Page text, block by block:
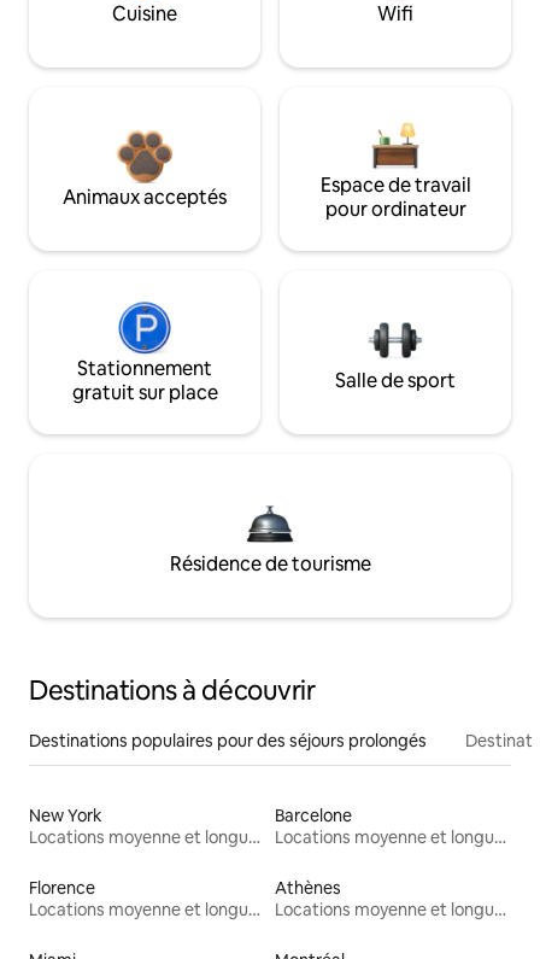
Cuisine Wifi
Animaux acceptés
Espace de travail
pour ordinateur
Stationnement
gratuit sur place
Salle de sport
Résidence de tourisme
Destinations à découvrir
Destinations populaires pour des séjours prolongés
New York
Locations moyenne et longue durée
Barcelone
Locations moyenne et longue durée
Florence
Locations moyenne et longue durée
Athènes
Locations moyenne et longue durée